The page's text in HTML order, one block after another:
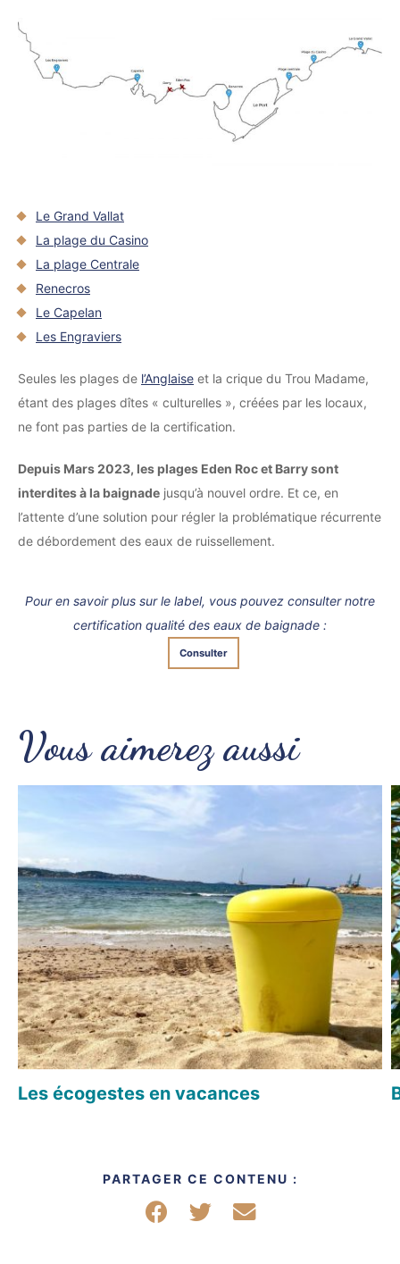
Le Grand Vallat
La plage du Casino
La plage Centrale
Renecros
Le Capelan
Les Engraviers
Seules les plages de l’Anglaise et la crique du Trou Madame,
étant des plages dîtes « culturelles », créées par les locaux,
ne font pas parties de la certification.
Depuis Mars 2023, les plages Eden Roc et Barry sont
interdites à la baignade jusqu’à nouvel ordre. Et ce, en
l’attente d’une solution pour régler la problématique récurrente
de débordement des eaux de ruissellement.
Pour en savoir plus sur le label, vous pouvez consulter notre
certification qualité des eaux de baignade :
Consulter
Vous aimerez aussi
Les écogestes en vacances
PARTAGER CE CONTENU :
Partager sur Facebook
Partager sur Twitter
Partager par mail